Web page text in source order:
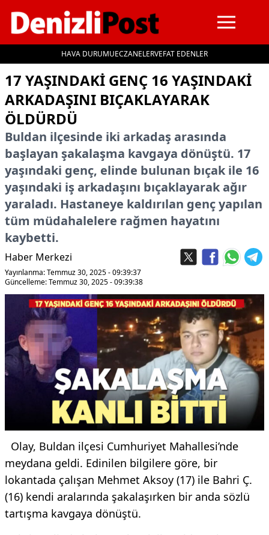
HAVA DURUMUECZANELERVEFAT EDENLER
17 YAŞINDAKI GENÇ 16 YAŞINDAKI
ARKADAŞINI BIÇAKLAYARAK
ÖLDÜRDÜ
Buldan ilçesinde iki arkadaş arasında
başlayan şakalaşma kavgaya dönüştü. 17
yaşındaki genç, elinde bulunan bıçak ile 16
yaşındaki iş arkadaşını bıçaklayarak ağır
yaraladı. Hastaneye kaldırılan genç yapılan
tüm müdahalelere rağmen hayatını
kaybetti.
Haber Merkezi
Yayınlanma: Temmuz 30, 2025 - 09:39:37
Güncelleme: Temmuz 30, 2025 - 09:39:38
Olay, Buldan ilçesi Cumhuriyet Mahallesi’nde
meydana geldi. Edinilen bilgilere göre, bir
lokantada çalışan Mehmet Aksoy (17) ile Bahri Ç.
(16) kendi aralarında şakalaşırken bir anda sözlü
tartışma kavgaya dönüştü.